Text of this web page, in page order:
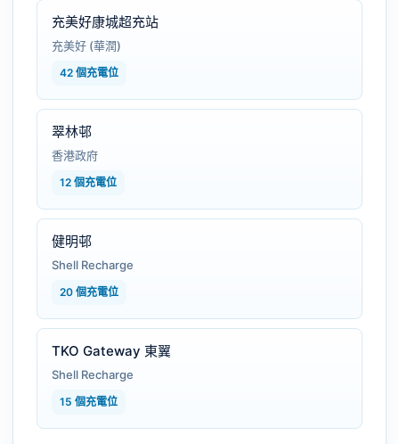
充美好康城超充站
充美好 (華潤)
42 個充電位
翠林邨
香港政府
12 個充電位
健明邨
Shell Recharge
20 個充電位
TKO Gateway 東翼
Shell Recharge
15 個充電位